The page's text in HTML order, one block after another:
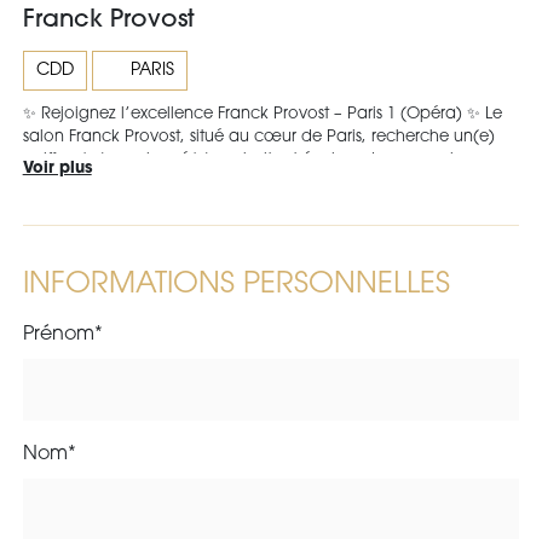
Franck Provost
CDD PARIS
✨ Rejoignez l’excellence Franck Provost – Paris 1 (Opéra) ✨ Le
salon Franck Provost, situé au cœur de Paris, recherche un(e)
coiffeur(se) passionné(e) souhaitant évoluer dans un univers
exprimer sa créativité et progresser chaque jour. 🌟 Ce que nous
Franck Provost, pour développer votre expertise • Un cadre de
cohésion d’équipe, ambiance chaleureuse et familiale • Salaire
motivant, évolutif selon expérience et compétences •
Voir plus
INFORMATIONS PERSONNELLES
Prénom*
Nom*